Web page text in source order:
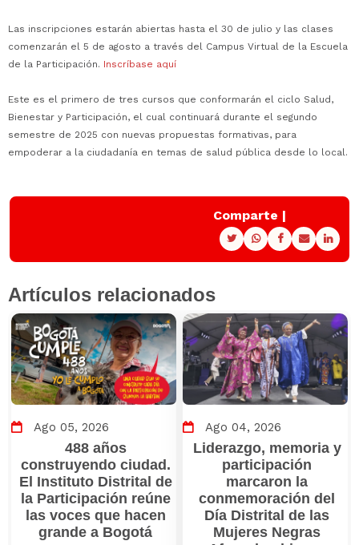
Las inscripciones estarán abiertas hasta el 30 de julio y las clases
comenzarán el 5 de agosto a través del Campus Virtual de la Escuela
de la Participación. Inscríbase aquí
Este es el primero de tres cursos que conformarán el ciclo Salud,
Bienestar y Participación, el cual continuará durante el segundo
semestre de 2025 con nuevas propuestas formativas, para
empoderar a la ciudadanía en temas de salud pública desde lo local.
Comparte |
Artículos relacionados
Ago 05, 2026
488 años
construyendo ciudad.
El Instituto Distrital de
la Participación reúne
las voces que hacen
grande a Bogotá
Ago 04, 2026
Liderazgo, memoria y
participación
marcaron la
conmemoración del
Día Distrital de las
Mujeres Negras